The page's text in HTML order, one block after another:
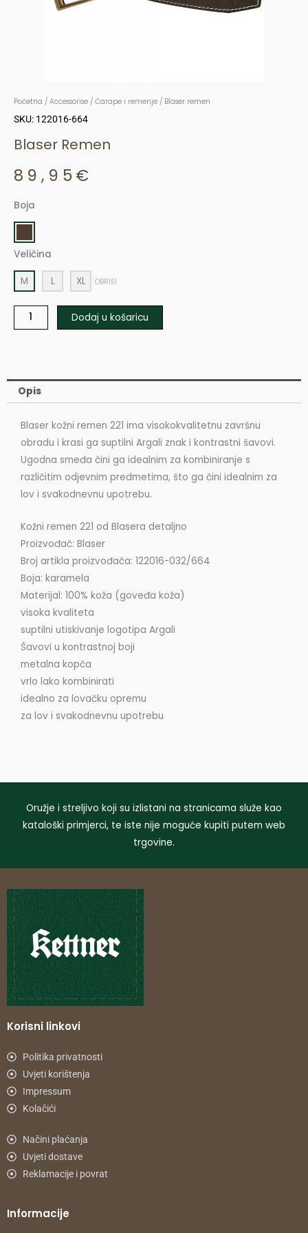
Početna / Accessorise / Čarape i remenje / Blaser remen
SKU: 122016-664
Blaser Remen
89,95 €
Boja
Veličina
M L XL OBRIŠI
Blaser
količina
Dodaj u košaricu
Opis
Blaser kožni remen 221 ima visokokvalitetnu završnu
obradu i krasi ga suptilni Argali znak i kontrastni šavovi.
Ugodna smeđa čini ga idealnim za kombiniranje s
različitim odjevnim predmetima, što ga čini idealnim za
lov i svakodnevnu upotrebu.
Kožni remen 221 od Blasera detaljno
Proizvođač: Blaser
Broj artikla proizvođača: 122016-032/664
Boja: karamela
Materijal: 100% koža (goveđa koža)
visoka kvaliteta
suptilni utiskivanje logotipa Argali
Šavovi u kontrastnoj boji
metalna kopča
vrlo lako kombinirati
idealno za lovačku opremu
za lov i svakodnevnu upotrebu
Oružje i streljivo koji su izlistani na stranicama služe kao
kataloški primjerci, te iste nije moguće kupiti putem web
trgovine.
Korisni linkovi
Politika privatnosti
Uvjeti korištenja
Impressum
Kolačići
Načini plaćanja
Uvjeti dostave
Reklamacije i povrat
Informacije